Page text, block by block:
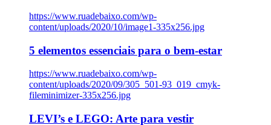
https://www.ruadebaixo.com/wp-
content/uploads/2020/10/image1-335x256.jpg
5 elementos essenciais para o bem-estar
https://www.ruadebaixo.com/wp-
content/uploads/2020/09/305_501-93_019_cmyk-
fileminimizer-335x256.jpg
LEVI’s e LEGO: Arte para vestir